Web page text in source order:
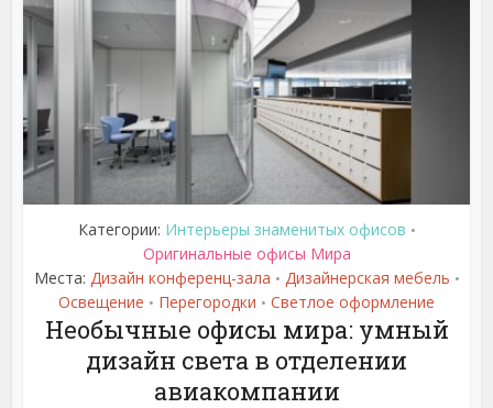
Категории: Интерьеры знаменитых офисов •
Оригинальные офисы Мира
Места: Дизайн конференц-зала • Дизайнерская мебель •
Освещение • Перегородки • Светлое оформление
Необычные офисы мира: умный
дизайн света в отделении
авиакомпании